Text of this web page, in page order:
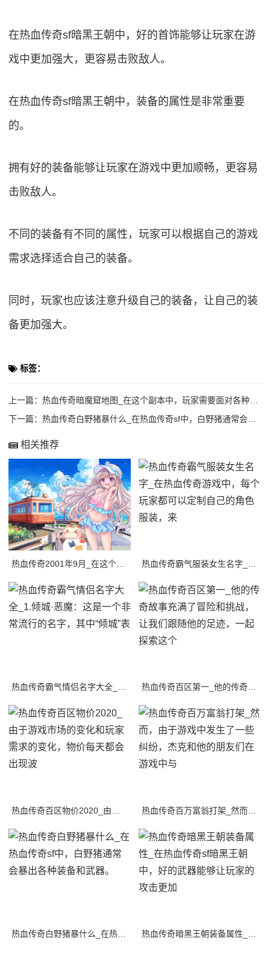
在热血传奇sf暗黑王朝中，好的首饰能够让玩家在游
戏中更加强大，更容易击败敌人。
在热血传奇sf暗黑王朝中，装备的属性是非常重要
的。
拥有好的装备能够让玩家在游戏中更加顺畅，更容易
击败敌人。
不同的装备有不同的属性，玩家可以根据自己的游戏
需求选择适合自己的装备。
同时，玩家也应该注意升级自己的装备，让自己的装
备更加强大。
标签：
上一篇： 热血传奇暗魔窟地图_在这个副本中，玩家需要面对各种危险的怪物和陷阱，同时还需要解
下一篇： 热血传奇白野猪暴什么_在热血传奇sf中，白野猪通常会暴出各种装备和武器。
相关推荐
热血传奇霸气情侣名字大全_1.倾城·恶魔：这是一个非常流行的名字，其中“倾城”表 热血传奇百区第一_他的传奇故事充满了冒险和挑战，让我们跟随他的足迹，一起探索这个
热血传奇白野猪暴什么_在热血传奇sf中，白野猪通常会暴出各种装备和武器。 热血传奇暗黑王朝装备属性_在热血传奇sf暗黑王朝中，好的武器能够让玩家的攻击更加